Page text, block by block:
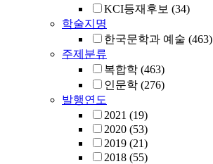
KCI등재후보 (34)
학술지명
한국문학과 예술 (463)
주제분류
복합학 (463)
인문학 (276)
발행연도
2021 (19)
2020 (53)
2019 (21)
2018 (55)